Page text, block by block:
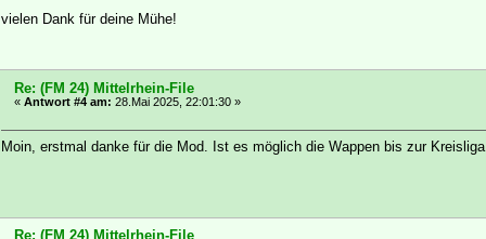
vielen Dank für deine Mühe!
Re: (FM 24) Mittelrhein-File
« Antwort #4 am: 28.Mai 2025, 22:01:30 »
Moin, erstmal danke für die Mod. Ist es möglich die Wappen bis zur
Re: (FM 24) Mittelrhein-File